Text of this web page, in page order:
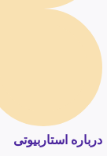
درباره استاربیوتی